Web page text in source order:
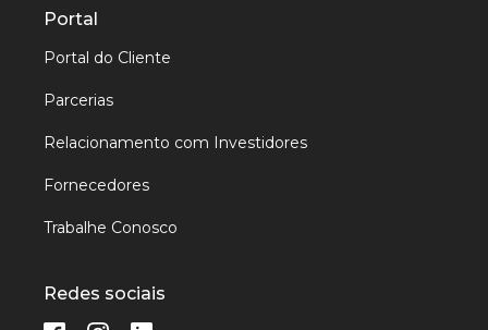
Portal
Portal do Cliente
Parcerias
Relacionamento com Investidores
Fornecedores
Trabalhe Conosco
Redes sociais